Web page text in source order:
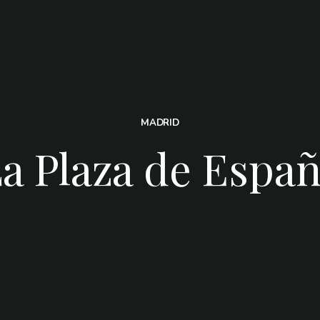
MADRID
Plaza de